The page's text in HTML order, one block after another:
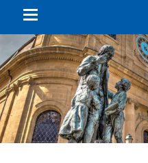
Panneau de gestion des cookies